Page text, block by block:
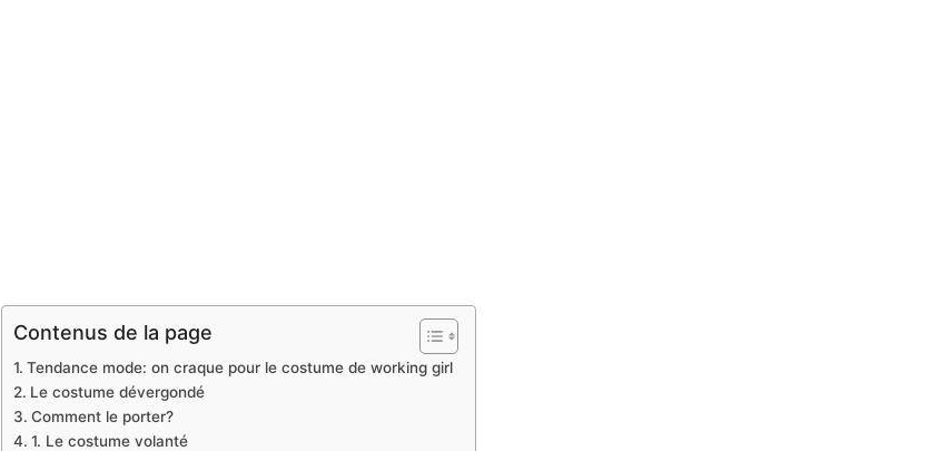
Contenus de la page
Tendance mode: on craque pour le costume de working girl
Le costume dévergondé
Comment le porter?
1. Le costume volanté